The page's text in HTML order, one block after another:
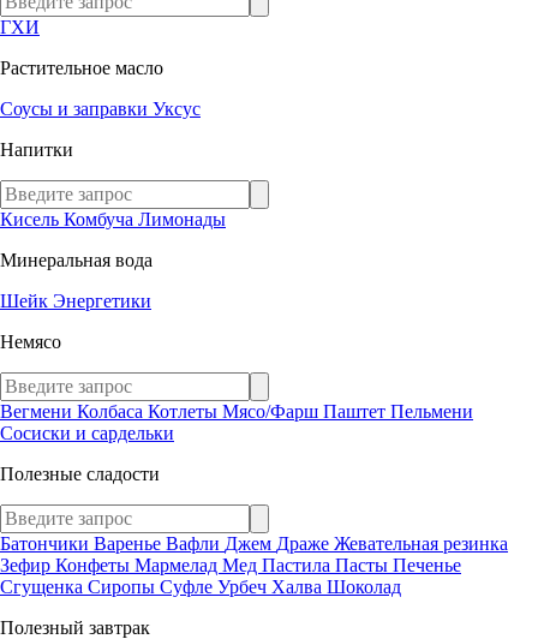
ГХИ
Растительное масло
Соусы и заправки Уксус
Напитки
Кисель Комбуча Лимонады
Минеральная вода
Шейк Энергетики
Немясо
Вегмени Колбаса Котлеты Мясо/Фарш Паштет Пельмени
Сосиски и сардельки
Полезные сладости
Батончики Варенье Вафли Джем Драже Жевательная резинка
Зефир Конфеты Мармелад Мед Пастила Пасты Печенье
Сгущенка Сиропы Суфле Урбеч Халва Шоколад
Полезный завтрак